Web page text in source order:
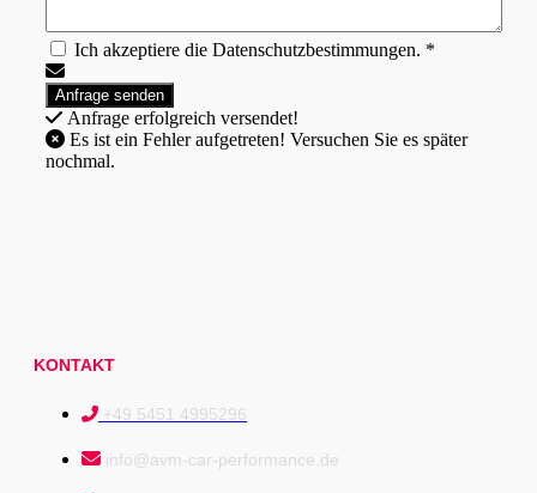
Ich akzeptiere die Datenschutzbestimmungen. *
Anfrage erfolgreich versendet!
nochmal.
KONTAKT
+49 5451 4995296
info@avm-car-performance.de